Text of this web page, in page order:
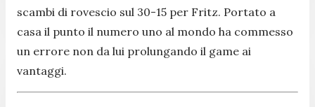
scambi di rovescio sul 30-15 per Fritz. Portato a
casa il punto il numero uno al mondo ha commesso
un errore non da lui prolungando il game ai
vantaggi.